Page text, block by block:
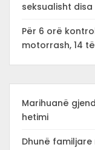
seksualisht
Për 6 orë
motorrash, 14
Marihuanë
hetimi
Dhunë